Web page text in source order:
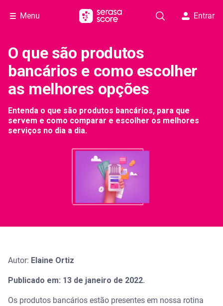
Menu Entrar
O que são produtos
bancários e como escolher
as melhores opções
Entenda o que são produtos bancários, para que
servem e como comparar e escolher os melhores
serviços no dia a dia.
Autor: Elaine Ortiz
Publicado em: 13 de janeiro de 2022.
Os produtos bancários estão presentes em nossa rotina